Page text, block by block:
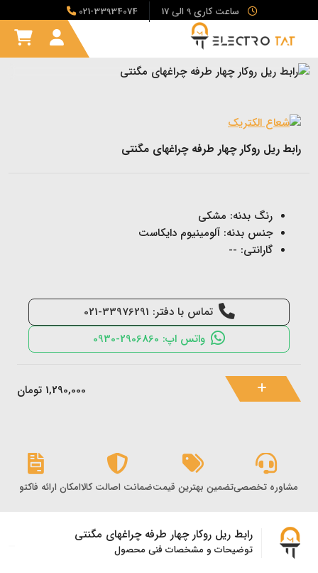
ساعت کاری 9 الی 17 021-33934074
رابط ریل روکار چهار طرفه چراغهای مگنتی
رنگ بدنه: مشکی
جنس بدنه: آلومینیوم دایکاست
گارانتی: --
تماس با دفتر: 33976291-021
واتس اپ: 2906860-0930
1,290,000 تومان
مشاوره تخصصیتضمین بهترین قیمتضمانت اصالت کالاامکان ارائه فاکتور
رابط ریل روکار چهار طرفه چراغهای مگنتی
توضیحات و مشخصات فنی محصول